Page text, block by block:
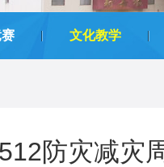
文化教学
防灾减灾